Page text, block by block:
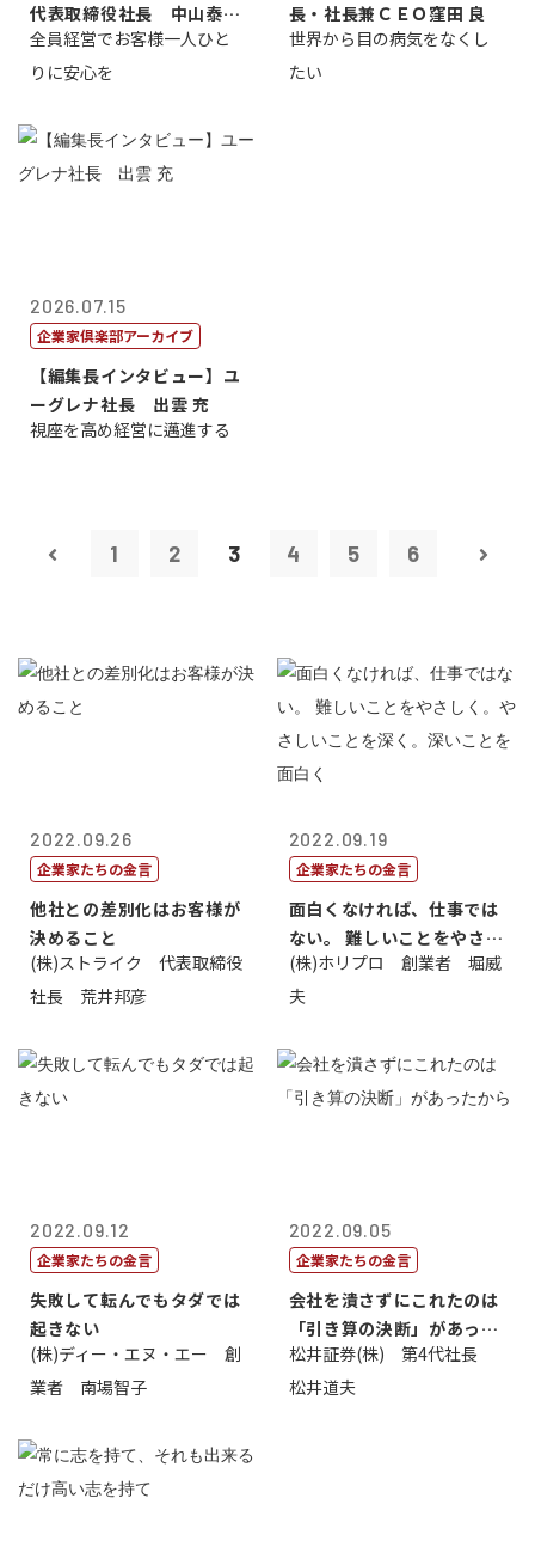
代表取締役社長 中山泰
男
全員経営でお客様一人ひと
りに安心を
長・社長兼ＣＥＯ窪田 良
世界から目の病気をなくし
たい
2026.07.15
企業家倶楽部アーカイブ
【編集長インタビュー】ユ
ーグレナ社長 出雲 充
視座を高め経営に邁進する
1 2 3 4 5 6
2022.09.26
企業家たちの金言
他社との差別化はお客様が
決めること
(株)ストライク 代表取締役
社長 荒井邦彦
2022.09.19
企業家たちの金言
面白くなければ、仕事では
ない。 難しいことをやさし
く。やさし...
(株)ホリプロ 創業者 堀威
夫
2022.09.12
企業家たちの金言
失敗して転んでもタダでは
起きない
(株)ディー・エヌ・エー 創
業者 南場智子
2022.09.05
企業家たちの金言
会社を潰さずにこれたのは
「引き算の決断」があった
から
松井証券(株) 第4代社長
松井道夫